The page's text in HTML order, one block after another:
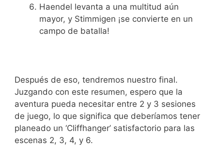
Haendel levanta a una multitud aún
mayor, y Stimmigen ¡se convierte en un
campo de batalla!
Después de eso, tendremos nuestro final.
Juzgando con este resumen, espero que la
aventura pueda necesitar entre 2 y 3 sesiones
de juego, lo que significa que deberíamos tener
planeado un ‘Cliffhanger’ satisfactorio para las
escenas 2, 3, 4, y 6.